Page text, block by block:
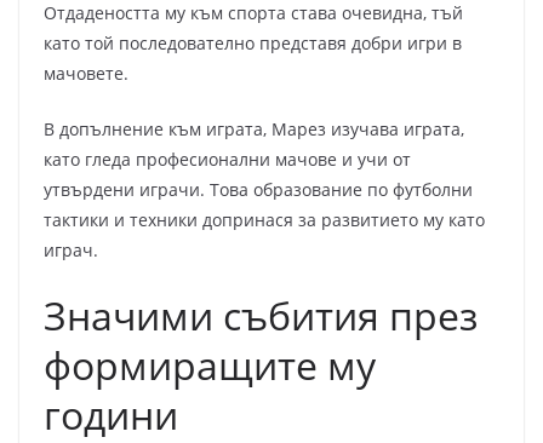
Отдадеността му към спорта става очевидна, тъй
като той последователно представя добри игри в
мачовете.
В допълнение към играта, Марез изучава играта,
като гледа професионални мачове и учи от
утвърдени играчи. Това образование по футболни
тактики и техники допринася за развитието му като
играч.
Значими събития през
формиращите му
години